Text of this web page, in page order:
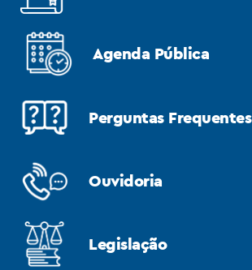
Agenda Pública
Perguntas Frequentes
Ouvidoria
Legislação